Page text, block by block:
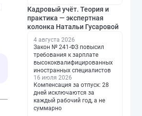
Кадровый учёт. Теория и
практика — экспертная
колонка Натальи Гусаровой
4 августа 2026
Закон № 241-ФЗ повысил
требования к зарплате
высококвалифицированных
иностранных специалистов
16 июля 2026
Компенсация за отпуск: 28
дней исключаются за
каждый рабочий год, а не
суммарно